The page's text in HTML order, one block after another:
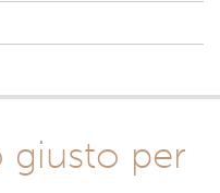
giusto per